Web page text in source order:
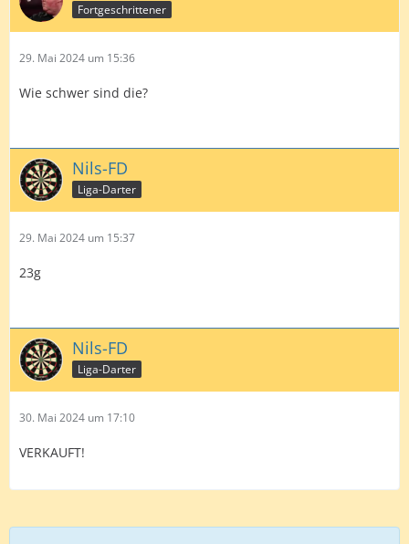
Fortgeschrittener
29. Mai 2024 um 15:36
Wie schwer sind die?
Nils-FD
Liga-Darter
29. Mai 2024 um 15:37
23g
Nils-FD
Liga-Darter
30. Mai 2024 um 17:10
VERKAUFT!